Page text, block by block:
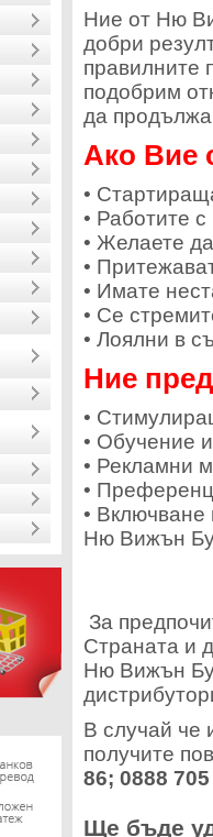
Ние от Ню
добри
правилните
подобрим
да
Ако Вие
• С
• Работите
• Желаете
•
• Имате
• Се
• Лоялни в
Ние
•
• Обучение
• Рекламни
•
• Включване
Ню Вижън
За
Страната и
Ню Вижън
В случай че
получите
86; 0888
Ще бъде